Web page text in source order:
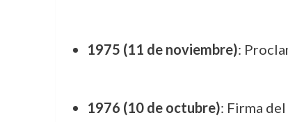
1975 (11 de noviembre):
1976 (10 de octubre): Firma